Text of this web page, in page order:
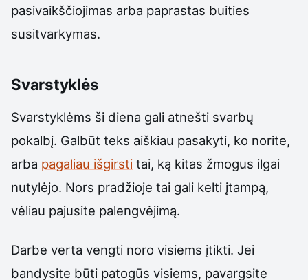
pasivaikščiojimas arba paprastas buities
susitvarkymas.
Svarstyklės
Svarstyklėms ši diena gali atnešti svarbų
pokalbį. Galbūt teks aiškiau pasakyti, ko norite,
arba pagaliau išgirsti tai, ką kitas žmogus ilgai
nutylėjo. Nors pradžioje tai gali kelti įtampą,
vėliau pajusite palengvėjimą.
Darbe verta vengti noro visiems įtikti. Jei
bandysite būti patogūs visiems, pavargsite